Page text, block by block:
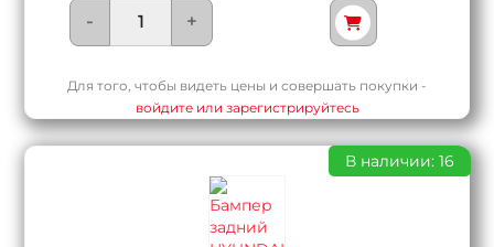
- +
Для того, чтобы видеть цены и совершать покупки -
войдите или зарегистрируйтесь
В наличии: 16